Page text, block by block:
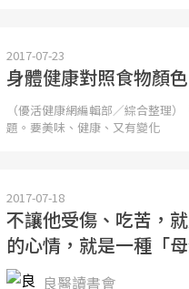
2017-07-23
身體健康對照食物顏
（優活健康網編輯部／綜合整理
題。要美味、健康、又有變化
2017-07-18
不讓他受傷、吃苦，
的心情，就是一種「母
良醫讀書會